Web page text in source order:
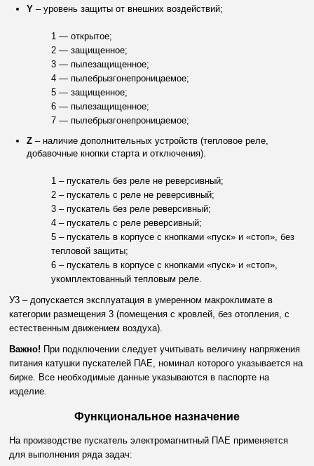
Y – уровень защиты от внешних воздействий;
1 — открытое;
2 — защищенное;
3 — пылезащищенное;
4 — пылебрызгонепроницаемое;
5 — защищенное;
6 — пылезащищенное;
7 — пылебрызгонепроницаемое;
Z – наличие дополнительных устройств (тепловое реле,
добавочные кнопки старта и отключения).
1 – пускатель без реле не реверсивный;
2 – пускатель с реле не реверсивный;
3 – пускатель без реле реверсивный;
4 – пускатель с реле реверсивный;
5 – пускатель в корпусе с кнопками «пуск» и «стоп», без
тепловой защиты;
6 – пускатель в корпусе с кнопками «пуск» и «стоп»,
укомплектованный тепловым реле.
У3 – допускается эксплуатация в умеренном макроклимате в
категории размещения 3 (помещения с кровлей, без отопления, с
естественным движением воздуха).
Важно! При подключении следует учитывать величину напряжения
питания катушки пускателей ПАЕ, номинал которого указывается на
бирке. Все необходимые данные указываются в паспорте на
изделие.
Функциональное назначение
На производстве пускатель электромагнитный ПАЕ применяется
для выполнения ряда задач: